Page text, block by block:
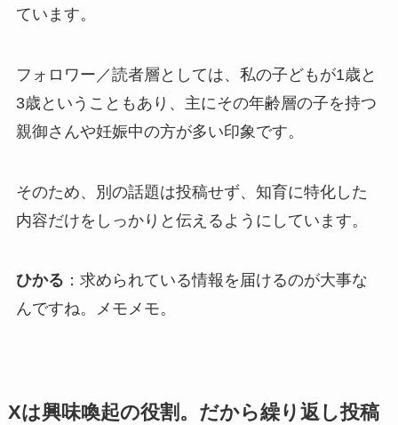
ています。
フォロワー／読者層としては、私の子どもが1歳と
3歳ということもあり、主にその年齢層の子を持つ
親御さんや妊娠中の方が多い印象です。
そのため、別の話題は投稿せず、知育に特化した
内容だけをしっかりと伝えるようにしています。
ひかる ：求められている情報を届けるのが大事な
んですね。メモメモ。
Xは興味喚起の役割。だから繰り返し投稿